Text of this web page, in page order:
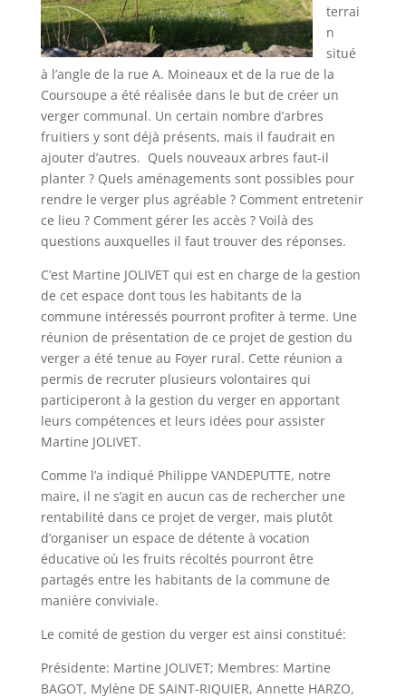
terrai
n
situé
à l’angle de la rue A. Moineaux et de la rue de la
Coursoupe a été réalisée dans le but de créer un
verger communal. Un certain nombre d’arbres
fruitiers y sont déjà présents, mais il faudrait en
ajouter d’autres. Quels nouveaux arbres faut-il
planter ? Quels aménagements sont possibles pour
rendre le verger plus agréable ? Comment entretenir
ce lieu ? Comment gérer les accès ? Voilà des
questions auxquelles il faut trouver des réponses.
C’est Martine JOLIVET qui est en charge de la gestion
de cet espace dont tous les habitants de la
commune intéressés pourront profiter à terme. Une
réunion de présentation de ce projet de gestion du
verger a été tenue au Foyer rural. Cette réunion a
permis de recruter plusieurs volontaires qui
participeront à la gestion du verger en apportant
leurs compétences et leurs idées pour assister
Martine JOLIVET.
Comme l’a indiqué Philippe VANDEPUTTE, notre
maire, il ne s’agit en aucun cas de rechercher une
rentabilité dans ce projet de verger, mais plutôt
d’organiser un espace de détente à vocation
éducative où les fruits récoltés pourront être
partagés entre les habitants de la commune de
manière conviviale.
Le comité de gestion du verger est ainsi constitué:
Présidente: Martine JOLIVET; Membres: Martine
BAGOT, Mylène DE SAINT-RIQUIER, Annette HARZO,